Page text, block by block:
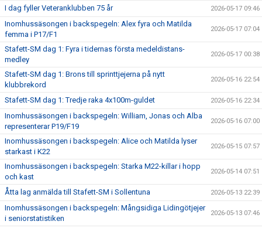
I dag fyller Veteranklubben 75 år 2026-05-17 09:46
Inomhussäsongen i backspegeln: Alex fyra och Matilda
femma i P17/F1
2026-05-17 07:04
Stafett-SM dag 1: Fyra i tidernas första medeldistans-
medley
2026-05-17 00:38
Stafett-SM dag 1: Brons till sprinttjejerna på nytt
klubbrekord
2026-05-16 22:54
Stafett-SM dag 1: Tredje raka 4x100m-guldet 2026-05-16 22:34
Inomhussäsongen i backspegeln: William, Jonas och Alba
representerar P19/F19
2026-05-16 07:00
Inomhussäsongen i backspegeln: Alice och Matilda lyser
starkast i K22
2026-05-15 07:57
Inomhussäsongen i backspegeln: Starka M22-killar i hopp
och kast
2026-05-14 07:51
Åtta lag anmälda till Stafett-SM i Sollentuna 2026-05-13 22:39
Inomhussäsongen i backspegeln: Mångsidiga Lidingötjejer
i seniorstatistiken
2026-05-13 07:46